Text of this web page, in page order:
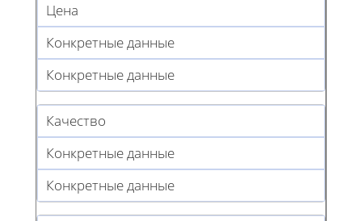
Цена
Конкретные данные
Конкретные данные
Качество
Конкретные данные
Конкретные данные